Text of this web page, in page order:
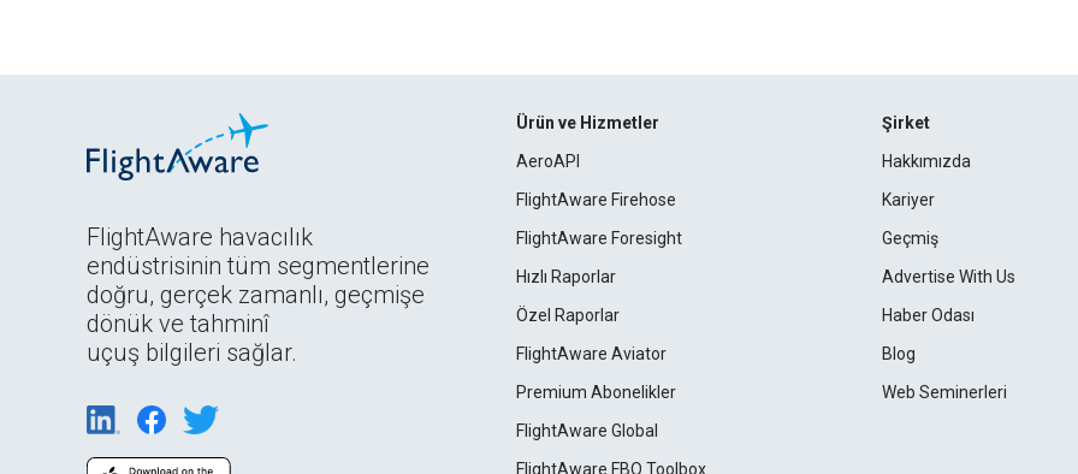
FlightAware havacılık
endüstrisinin tüm segmentlerine
doğru, gerçek zamanlı, geçmişe
dönük ve tahminî
uçuş bilgileri sağlar.
Ürün ve Hizmetler
AeroAPI
FlightAware Firehose
FlightAware Foresight
Hızlı Raporlar
Özel Raporlar
FlightAware Aviator
Premium Abonelikler
FlightAware Global
FlightAware FBO Toolbox
Şirket
Hakkımızda
Kariyer
Geçmiş
Advertise With Us
Haber Odası
Blog
Web Seminerleri